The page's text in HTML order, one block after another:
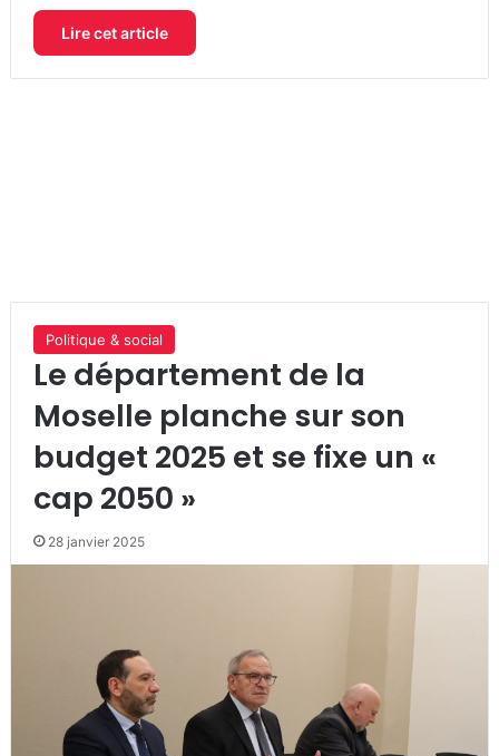
Lire cet article
Politique & social
Le département de la
Moselle planche sur son
budget 2025 et se fixe un «
cap 2050 »
28 janvier 2025